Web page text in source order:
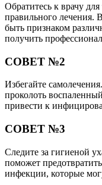
Обратитесь к врачу
правильного лечения.
быть признаком
получить
СОВЕТ №2
Избегайте
проколоть
привести к
СОВЕТ №3
Следите за гигиеной
поможет
инфекции, которые